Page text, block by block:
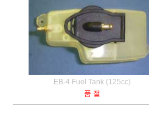
EB-4 Fuel Tank (125cc)
품 절